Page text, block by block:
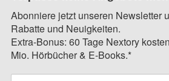
Abonniere jetzt unseren Newsletter
Rabatte und Neuigkeiten.
Extra-Bonus: 60 Tage Nextory
Mio. Hörbücher & E-Books.*